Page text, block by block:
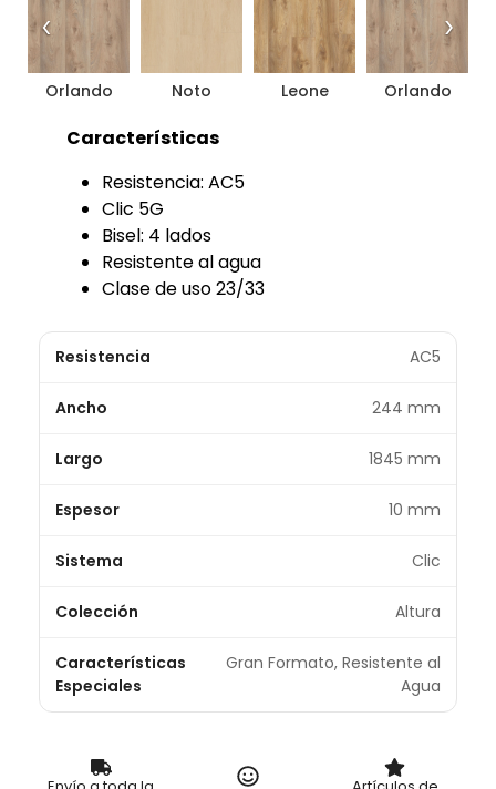
Orlando Noto Leone Orlando
‹ ›
Características
Resistencia: AC5
Clic 5G
Bisel: 4 lados
Resistente al agua
Clase de uso 23/33
Resistencia AC5
Ancho 244 mm
Largo 1845 mm
Espesor 10 mm
Sistema Clic
Colección Altura
Características
Especiales
Gran Formato, Resistente al
Agua